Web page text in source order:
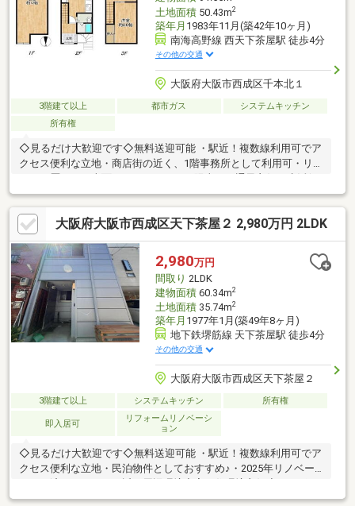
土地面積50.43m2
築年月 1983年11月(築42年10ヶ月)
南海高野線 西天下茶屋駅 徒歩4分
その他の交通
大阪府大阪市西成区千本北１
3階建て以上 都市ガス
システムキッチン
所有権
◇見るだけ大歓迎です◇無料送迎可能 ・駅近！複数線利用可でア
クセス便利な立地・商店街の近く、1階事務所として利用可・リフ
利な周辺環境・住環境良好◇レスポンスは迅速に◇交渉は全力で
す◆‐多忙なお客様の「面倒だな」をフルサポート致します‐
◆「とりあえず見たい」「他社でローンを断られた」「他社の物
件もまとめて見てみたい」「相談だけしてみたい」「しっかり交
渉してほしい」「無駄を省きたい」等お気軽にご連絡下さいま
せ。
大阪府大阪市西成区天下茶屋２ 2,980万円 2LDK
2,980万円
間取り 2LDK
建物面積60.34m2
土地面積35.74m2
築年月 1977年1月(築49年8ヶ月)
地下鉄堺筋線 天下茶屋駅 徒歩4分
その他の交通
大阪府大阪市西成区天下茶屋２
3階建て以上 システムキッチン 所有権
即入居可
リフォームリノベーシ
ョン
◇見るだけ大歓迎です◇無料送迎可能 ・駅近！複数線利用可でア
クセス便利な立地・民泊物件としておすすめ♪・2025年リノベー
スは迅速に◇交渉は全力です◆‐多忙なお客様の「面倒だな」をフ